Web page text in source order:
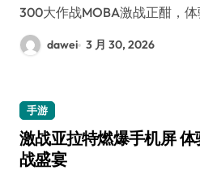
300大作战MOBA激战正酣，
dawei 3 月 30, 2026
手游
激战亚拉特燃爆手机屏
战盛宴